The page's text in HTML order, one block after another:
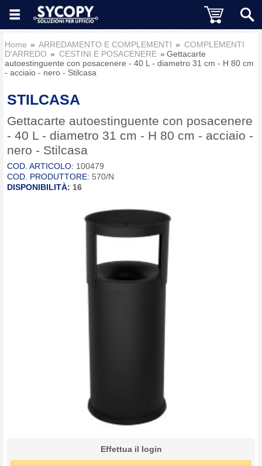
Home ARREDAMENTO E COMPLEMENTI
COMPLEMENTI
D'ARREDO
CESTINI E POSACENERE
Gettacarte
autoestinguente con posacenere - 40 L - diametro 31 cm - H 80 cm
- acciaio - nero - Stilcasa
STILCASA
Gettacarte autoestinguente con posacenere
- 40 L - diametro 31 cm - H 80 cm - acciaio -
nero - Stilcasa
COD. ARTICOLO: 100479
COD. PRODUTTORE: 570/N
DISPONIBILITÀ: 16
Effettua il login